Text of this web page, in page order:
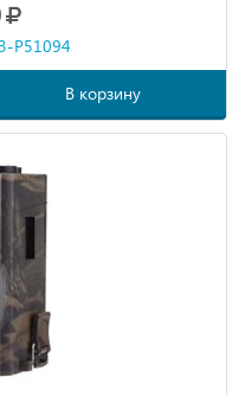
P51094
В корзину